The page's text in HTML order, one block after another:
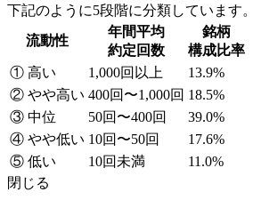
下記のように5段階に分類しています。
流動性
年間平均
約定回数
銘柄
構成比率
① 高い
1,000回以上
13.9%
② やや高い 400回〜1,000回 18.5%
③ 中位
50回〜400回
39.0%
④ やや低い 10回〜50回
17.6%
⑤ 低い
10回未満
11.0%
閉じる